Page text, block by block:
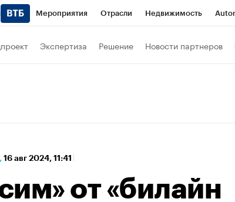
Мероприятия Отрасли Недвижимость
Экспертиза Решение Новости партнеров
, 16 авг 2024, 11:41
от «билайн